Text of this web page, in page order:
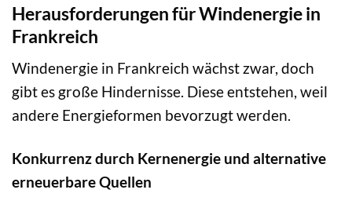
Herausforderungen für Windenergie in
Frankreich
Windenergie in Frankreich wächst zwar, doch
gibt es große Hindernisse. Diese entstehen, weil
andere Energieformen bevorzugt werden.
Konkurrenz durch Kernenergie und alternative
erneuerbare Quellen